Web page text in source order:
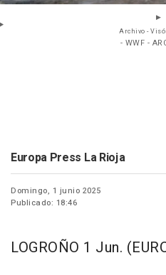
Archivo -
- WWF -
Europa Press La Rioja
Domingo, 1 junio 2025
Publicado: 18:46
LOGROÑO 1 Jun.